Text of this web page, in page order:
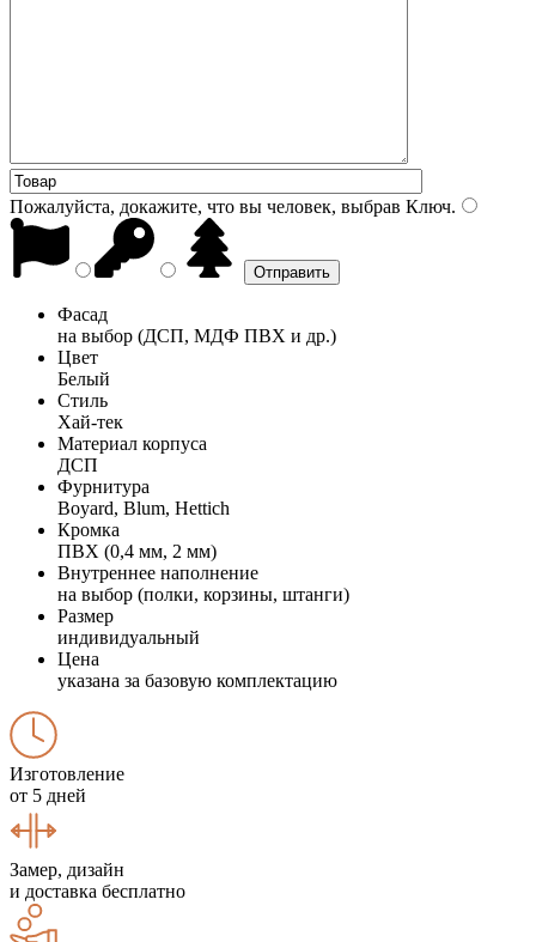
Пожалуйста, докажите, что вы человек, выбрав Ключ.
Фасад
на выбор (ДСП, МДФ ПВХ и др.)
Цвет
Белый
Стиль
Хай-тек
Материал корпуса
ДСП
Фурнитура
Boyard, Blum, Hettich
Кромка
ПВХ (0,4 мм, 2 мм)
Внутреннее наполнение
на выбор (полки, корзины, штанги)
Размер
индивидуальный
Цена
указана за базовую комплектацию
Изготовление
от 5 дней
Замер, дизайн
и доставка бесплатно